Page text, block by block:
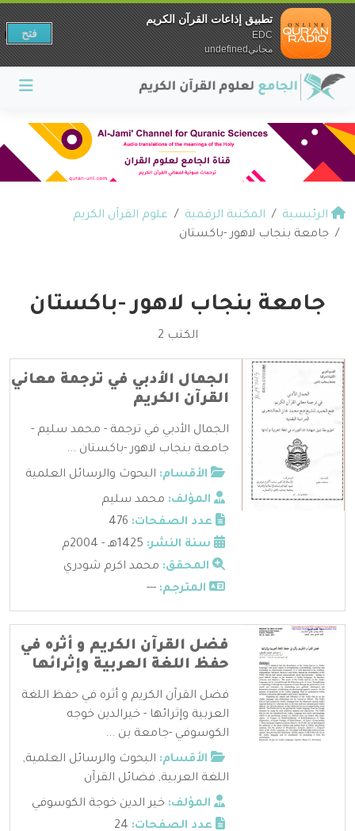
الرئيسية المكتبة الرقمية
علوم القرآن الكريم
جامعة بنجاب لاهور -باكستان
جامعة بنجاب لاهور -باكستان
الكتب 2
الجمال الأدبي في ترجمة معاني
القرآن الكريم
الجمال الأدبي في ترجمة - محمد سليم -
جامعة بنجاب لاهور -باكستان ...
الأقسام: البحوث والرسائل العلمية
المؤلف: محمد سليم
عدد الصفحات:
سنة النشر:
المحقق: محمد اكرم شودري
المترجم: ---
فضل القرآن الكريم و أثره في
حفظ اللغة العربية وإثرائها
فضل القرآن الكريم و أثره في حفظ اللغة
العربية وإثرائها - خيرالدين خوجه
الكوسوفي -جامعة بن ...
الأقسام: البحوث والرسائل العلمية,
اللغة العربية, فضائل القرآن
المؤلف: خير الدين خوجة الكوسوفي
عدد الصفحات:
تطبيق إذاعات القرآن الكريم
EDC
مجانيundefined
فتح